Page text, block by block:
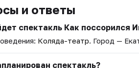
и ответы
спектакль Как
Коляда-театр. Город —
спектакль?